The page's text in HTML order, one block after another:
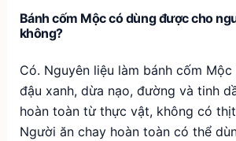
Bánh cốm Mộc có dùng được cho
không?
Có. Nguyên liệu làm bánh cốm
đậu xanh, dừa nạo, đường và tinh
hoàn toàn từ thực vật, không có
Người ăn chay hoàn toàn có thể